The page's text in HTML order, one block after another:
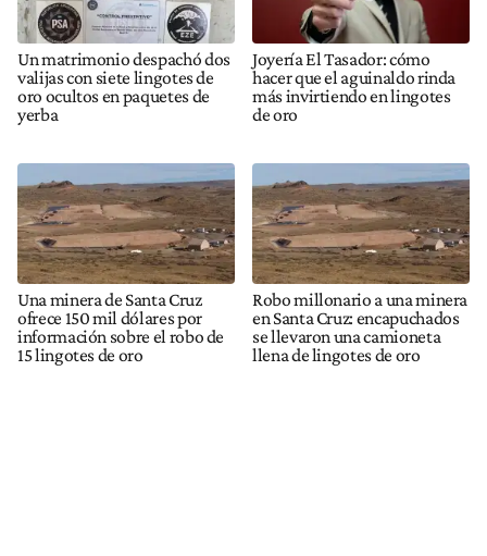
Un matrimonio despachó dos
valijas con siete lingotes de
oro ocultos en paquetes de
yerba
Joyería El Tasador: cómo
hacer que el aguinaldo rinda
más invirtiendo en lingotes
de oro
Una minera de Santa Cruz
ofrece 150 mil dólares por
información sobre el robo de
15 lingotes de oro
Robo millonario a una minera
en Santa Cruz: encapuchados
se llevaron una camioneta
llena de lingotes de oro